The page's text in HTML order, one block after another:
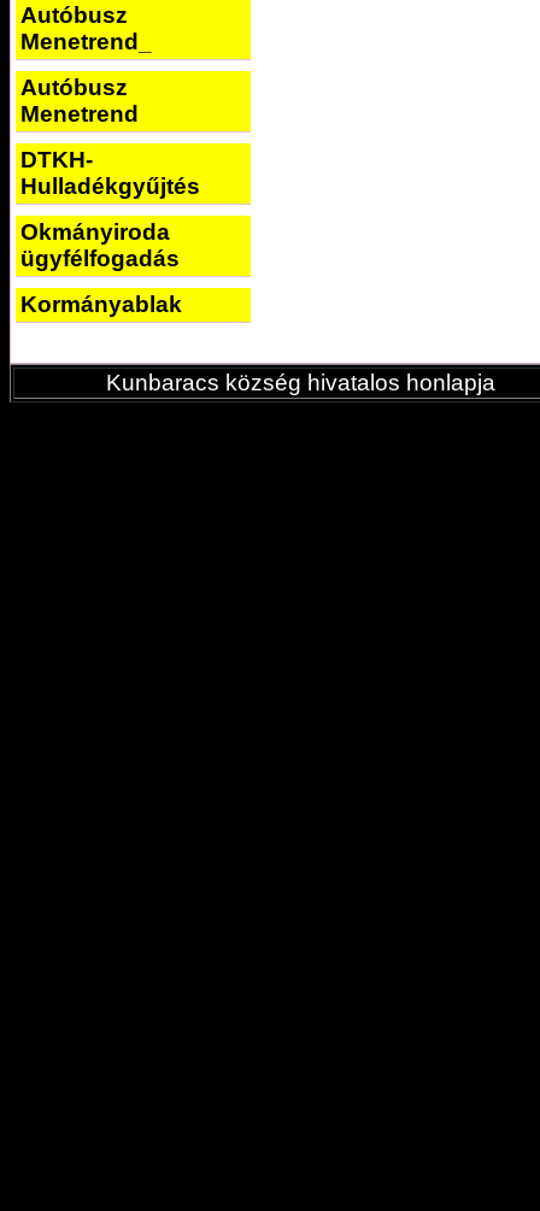
Autóbusz
Menetrend_
Autóbusz
Menetrend
DTKH-
Hulladékgyűjtés
Okmányiroda
ügyfélfogadás
Kormányablak
Kunbaracs község hivatalos honlapja